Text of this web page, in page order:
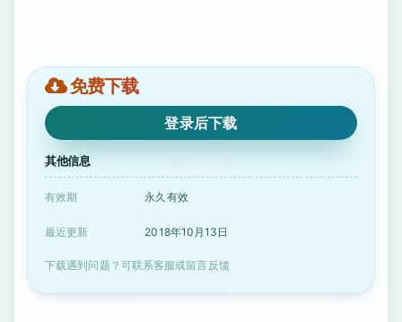
免费下载
登录后下载
其他信息
有效期 永久有效
最近更新 2018年10月13日
下载遇到问题？可联系客服或留言反馈